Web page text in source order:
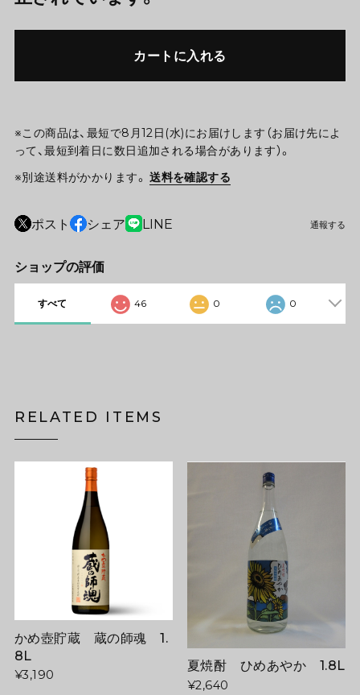
カートに入れる
※この商品は、最短で8月12日(水)にお届けします（お届け先によ
って、最短到着日に数日追加される場合があります）。
※別途送料がかかります。 送料を確認する
ポスト シェア LINE 通報する
ショップの評価
すべて 46 0 0
RELATED ITEMS
かめ壺貯蔵 蔵の師魂 1.
8L
¥3,190
夏焼酎 ひめあやか 1.8L
¥2,640